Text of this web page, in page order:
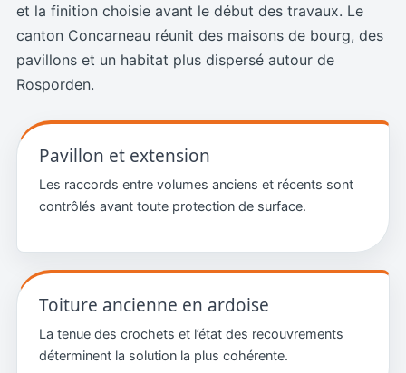
et la finition choisie avant le début des travaux. Le
canton Concarneau réunit des maisons de bourg, des
pavillons et un habitat plus dispersé autour de
Rosporden.
Pavillon et extension
Les raccords entre volumes anciens et récents sont
contrôlés avant toute protection de surface.
Toiture ancienne en ardoise
La tenue des crochets et l’état des recouvrements
déterminent la solution la plus cohérente.